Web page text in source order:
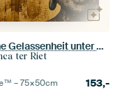
Goldene Gelassenheit unter Pink Bloese
ter Riet
–75×50cm 153,-